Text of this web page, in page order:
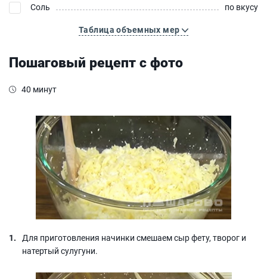
Соль
по вкусу
Таблица объемных мер
Пошаговый рецепт с фото
40 минут
Для приготовления начинки смешаем сыр фету, творог и
натертый сулугуни.